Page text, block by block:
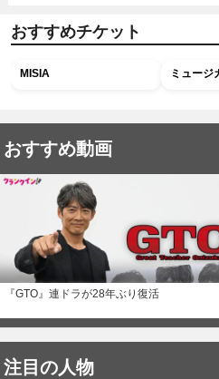
おすすめチケット
MISIA ミュージ
おすすめ動画
『GTO』連ドラが28年ぶり復活
注目の人物